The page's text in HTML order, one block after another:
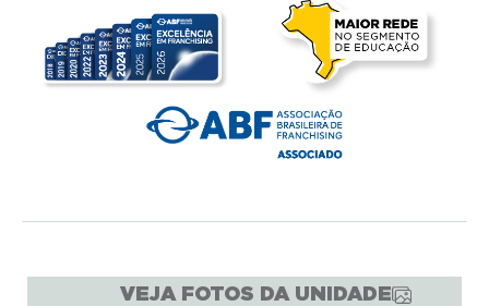
VEJA FOTOS DA UNIDADE